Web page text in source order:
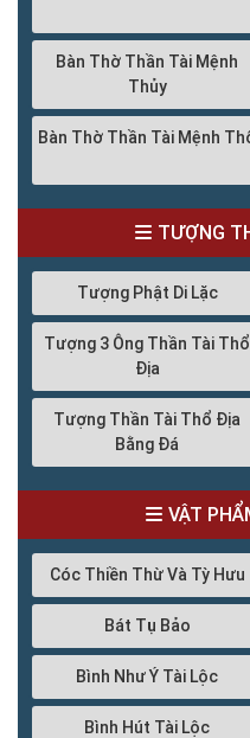
Bàn Thờ Thần Tài Mệnh
Thủy
Bàn Thờ Thần Tài Mệnh
TƯỢNG
Tượng Phật Di Lặc
Tượng 3 Ông Thần Tài Thổ
Địa
Tượng Thần Tài Thổ Địa
Bằng Đá
VẬT
Cóc Thiền Thừ Và Tỳ Hưu
Bát Tụ Bảo
Bình Như Ý Tài Lộc
Bình Hút Tài Lộc